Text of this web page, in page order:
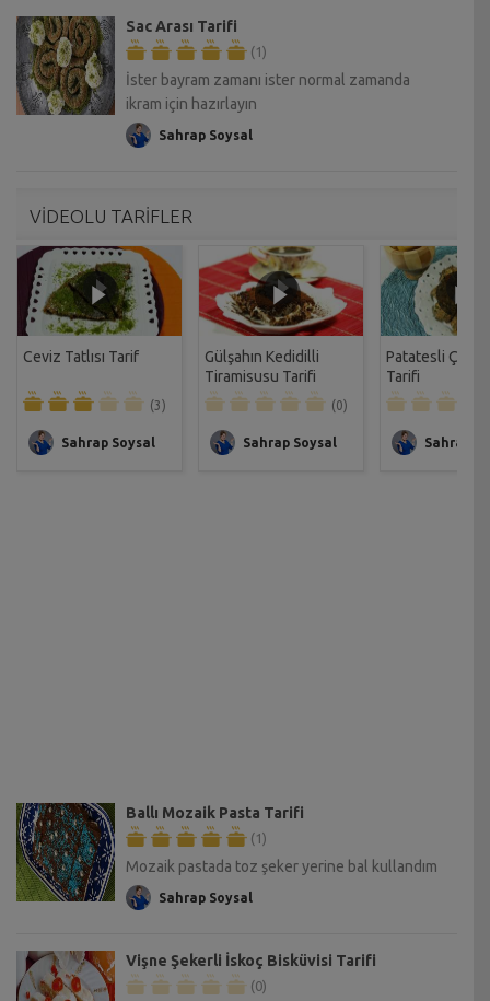
Sac Arası Tarifi
(1)
İster bayram zamanı ister normal zamanda
ikram için hazırlayın
Sahrap Soysal
VİDEOLU TARİFLER
Ceviz Tatlısı Tarif
(3)
Sahrap Soysal
Gülşahın Kedidilli
Tiramisusu Tarifi
(0)
Sahrap Soysal
Patatesli Çıtır
Tarifi
Sahrap
Ballı Mozaik Pasta Tarifi
(1)
Mozaik pastada toz şeker yerine bal kullandım
Sahrap Soysal
Vişne Şekerli İskoç Bisküvisi Tarifi
(0)